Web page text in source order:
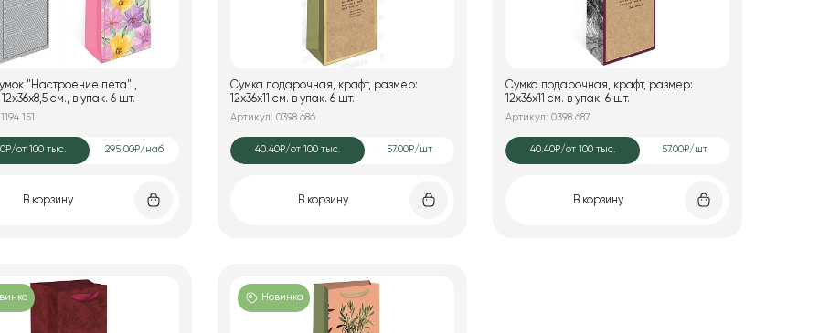
"Настроение лета" ,
см., в упак. 6 шт.
/от 100 тыс. 295.00₽/наб
В корзину
Сумка подарочная, крафт, размер:
12х36х11 см. в упак. 6 шт.
Артикул: 0398.686
40.40₽/от 100 тыс. 57.00₽/шт
В корзину
Сумка подарочная, крафт, размер:
12х36х11 см. в упак. 6 шт.
Артикул: 0398.687
40.40₽/от 100 тыс. 57.00₽/шт
В корзину
Новинка